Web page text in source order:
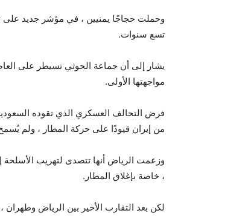
وحملت حجاجًا يمنيين ، في مؤشر جديد على
تسع سنوات.
مواجهتها الأولى.
فرض التحالف العسكري الذي تقوده
من إيران قيودًا على حركة المطار ، ولم
وزعمت الرياض أنها تتصدى لتهريب الأسلحة
، خاصة بإغلاق المطار.
لكن بعد التقارب الأخير بين الرياض